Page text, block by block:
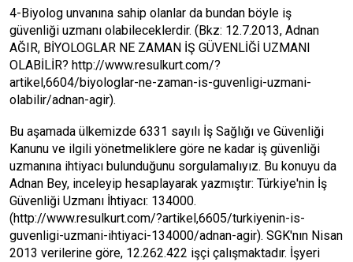
4-Biyolog unvanına sahip olanlar da bundan böyle iş
güvenliği uzmanı olabileceklerdir. (Bkz: 12.7.2013, Adnan
AĞIR, BİYOLOGLAR NE ZAMAN İŞ GÜVENLİĞİ UZMANI
OLABİLİR? http://www.resulkurt.com/?
artikel,6604/biyologlar-ne-zaman-is-guvenligi-uzmani-
olabilir/adnan-agir).
Bu aşamada ülkemizde 6331 sayılı İş Sağlığı ve Güvenliği
Kanunu ve ilgili yönetmeliklere göre ne kadar iş güvenliği
uzmanına ihtiyacı bulunduğunu sorgulamalıyız. Bu konuyu da
Adnan Bey, inceleyip hesaplayarak yazmıştır: Türkiye'nin İş
Güvenliği Uzmanı İhtiyacı: 134000.
(http://www.resulkurt.com/?artikel,6605/turkiyenin-is-
guvenligi-uzmani-ihtiyaci-134000/adnan-agir). SGK'nın Nisan
2013 verilerine göre, 12.262.422 işçi çalışmaktadır. İşyeri